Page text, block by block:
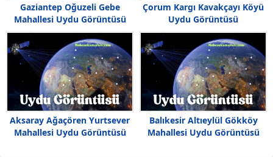
Gaziantep Oğuzeli Gebe
Mahallesi Uydu Görüntüsü
Haritası
Çorum Kargı Kavakçayı Köyü
Uydu Görüntüsü
Aksaray Ağaçören Yurtsever
Mahallesi Uydu Görüntüsü
Balıkesir Altıeylül Gökköy
Mahallesi Uydu Görüntüsü